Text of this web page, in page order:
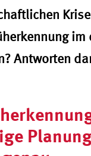
im
Antworten